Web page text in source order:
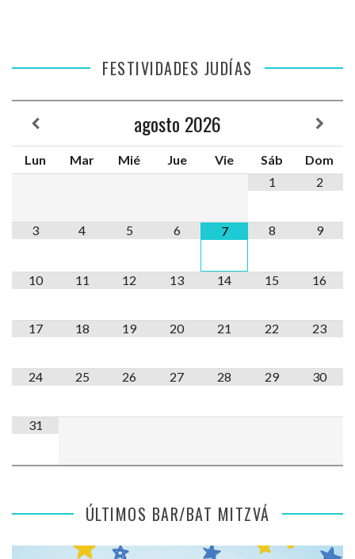
FESTIVIDADES JUDÍAS
agosto 2026
Lun Mar Mié Jue Vie Sáb
Dom
1
2
3 4 5 6 7 8 9
10 11 12 13 14 15 16
17 18 19 20 21 22 23
24 25 26 27 28 29 30
31
ÚLTIMOS BAR/BAT MITZVÁ